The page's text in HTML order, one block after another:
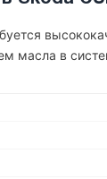
масла в